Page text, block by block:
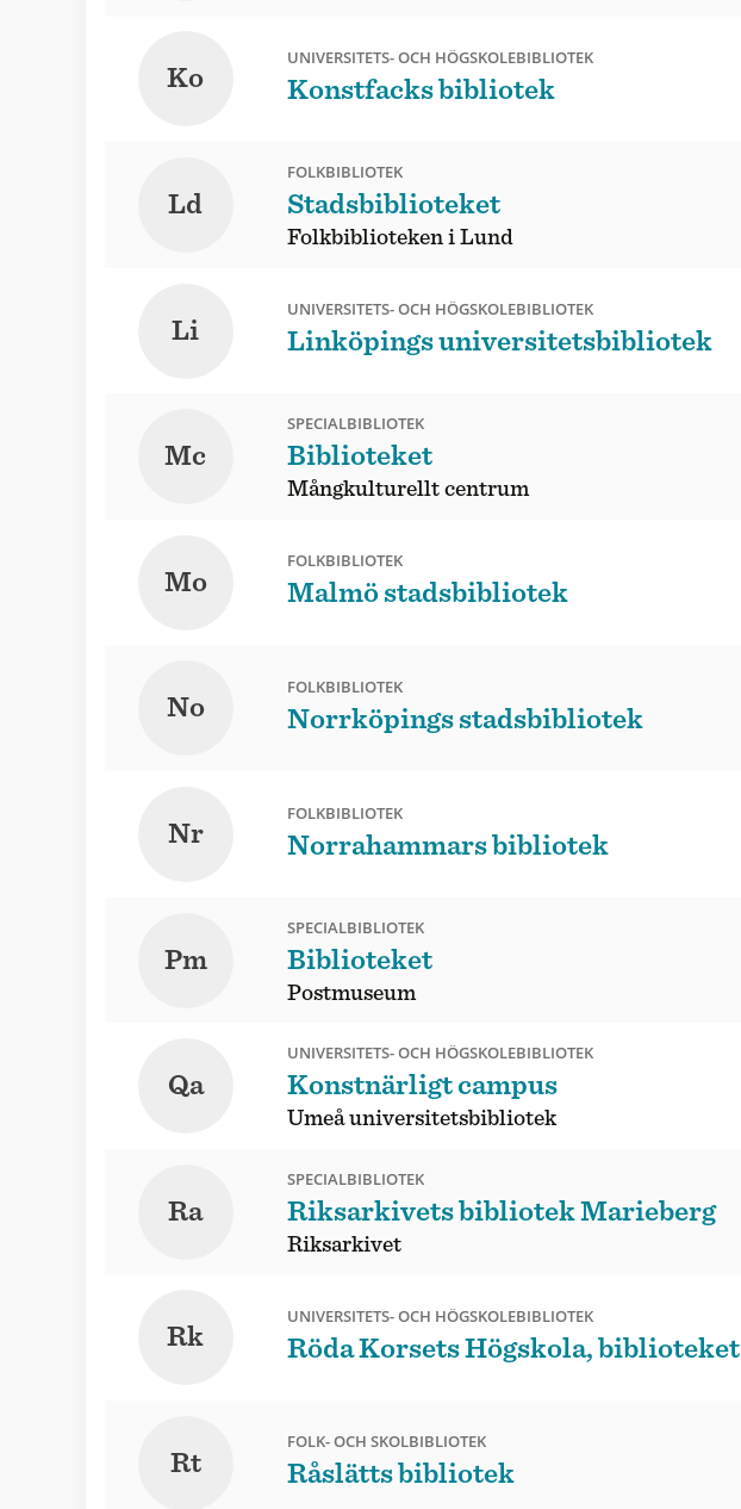
Ko
UNIVERSITETS- OCH HÖGSKOLEBIBLIOTEK
Konstfacks bibliotek
Ld
FOLKBIBLIOTEK
Stadsbiblioteket
Folkbiblioteken i Lund
Li
UNIVERSITETS- OCH HÖGSKOLEBIBLIOTEK
Linköpings universitetsbibliotek
Mc
SPECIALBIBLIOTEK
Biblioteket
Mångkulturellt centrum
Mo
FOLKBIBLIOTEK
Malmö stadsbibliotek
No
FOLKBIBLIOTEK
Norrköpings stadsbibliotek
Nr
FOLKBIBLIOTEK
Norrahammars bibliotek
Pm
SPECIALBIBLIOTEK
Biblioteket
Postmuseum
Qa
UNIVERSITETS- OCH HÖGSKOLEBIBLIOTEK
Konstnärligt campus
Umeå universitetsbibliotek
Ra
SPECIALBIBLIOTEK
Riksarkivets bibliotek Marieberg
Riksarkivet
Rk
UNIVERSITETS- OCH HÖGSKOLEBIBLIOTEK
Röda Korsets Högskola, biblioteket
Rt
FOLK- OCH SKOLBIBLIOTEK
Råslätts bibliotek